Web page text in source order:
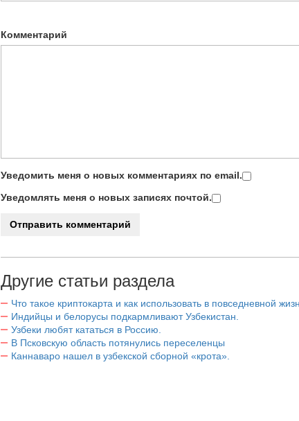
Комментарий
Уведомить меня о новых комментариях по email.
Уведомлять меня о новых записях почтой.
Другие статьи раздела
Что такое криптокарта и как использовать в повседневной
Индийцы и белорусы подкармливают Узбекистан.
Узбеки любят кататься в Россию.
В Псковскую область потянулись переселенцы
Каннаваро нашел в узбекской сборной «крота».